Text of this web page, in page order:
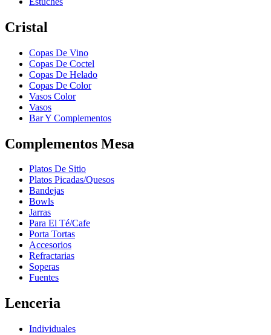
Cristal
Copas De Vino
Copas De Coctel
Copas De Helado
Copas De Color
Vasos Color
Vasos
Bar Y Complementos
Complementos Mesa
Platos De Sitio
Platos Picadas/Quesos
Bandejas
Bowls
Jarras
Para El Té/Cafe
Porta Tortas
Accesorios
Refractarias
Soperas
Fuentes
Lenceria
Individuales